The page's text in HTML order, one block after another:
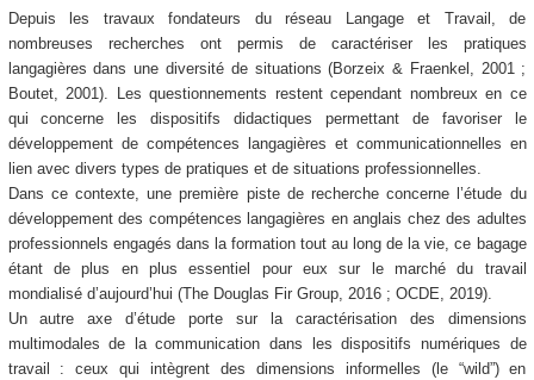
Depuis les travaux fondateurs du réseau Langage et Travail, de
nombreuses recherches ont permis de caractériser les pratiques
langagières dans une diversité de situations (Borzeix & Fraenkel, 2001 ;
Boutet, 2001). Les questionnements restent cependant nombreux en ce
qui concerne les dispositifs didactiques permettant de favoriser le
développement de compétences langagières et communicationnelles en
lien avec divers types de pratiques et de situations professionnelles.
Dans ce contexte, une première piste de recherche concerne l’étude du
développement des compétences langagières en anglais chez des adultes
professionnels engagés dans la formation tout au long de la vie, ce bagage
étant de plus en plus essentiel pour eux sur le marché du travail
mondialisé d’aujourd’hui (The Douglas Fir Group, 2016 ; OCDE, 2019).
Un autre axe d’étude porte sur la caractérisation des dimensions
multimodales de la communication dans les dispositifs numériques de
travail : ceux qui intègrent des dimensions informelles (le “wild”) en